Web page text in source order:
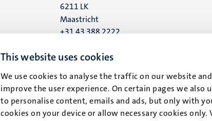
This website uses cookies
We use cookies to analyse the traffic on our website
improve the user experience. On certain pages we also
to personalise content, emails and ads, but only with
cookies on your device or allow necessary cookies only.
6211 LK
Maastricht
+31 43 388 2222
UM postal address
6200 MD
Maastricht